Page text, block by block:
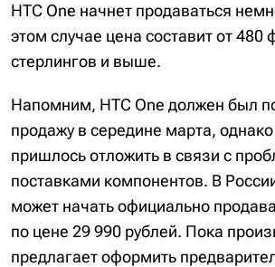
HTC One начнет продаваться
этом случае цена составит от 480
стерлингов и выше.
Напомним, HTC One должен был
продажу в середине марта,
пришлось отложить в связи с
поставками компонентов. В
может начать официально
по цене 29 990 рублей. Пока
предлагает оформить